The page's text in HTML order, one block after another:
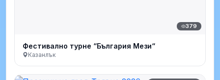
379
Фестивално турне “България Мези“
Казанлък